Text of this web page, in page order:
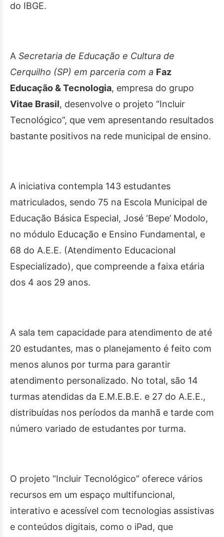
do IBGE.
A Secretaria de Educação e Cultura de
Cerquilho (SP) em parceria com a Faz
Educação & Tecnologia, empresa do grupo
Vitae Brasil, desenvolve o projeto “Incluir
Tecnológico”, que vem apresentando resultados
bastante positivos na rede municipal de ensino.
A iniciativa contempla 143 estudantes
matriculados, sendo 75 na Escola Municipal de
Educação Básica Especial, José ‘Bepe’ Modolo,
no módulo Educação e Ensino Fundamental, e
68 do A.E.E. (Atendimento Educacional
Especializado), que compreende a faixa etária
dos 4 aos 29 anos.
A sala tem capacidade para atendimento de até
20 estudantes, mas o planejamento é feito com
menos alunos por turma para garantir
atendimento personalizado. No total, são 14
turmas atendidas da E.M.E.B.E. e 27 do A.E.E.,
distribuídas nos períodos da manhã e tarde com
número variado de estudantes por turma.
O projeto “Incluir Tecnológico” oferece vários
recursos em um espaço multifuncional,
interativo e acessível com tecnologias assistivas
e conteúdos digitais, como o iPad, que